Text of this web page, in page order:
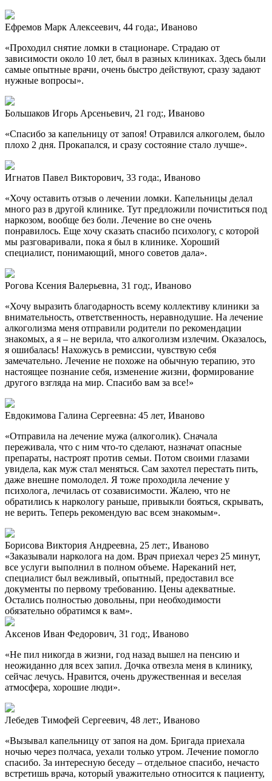
Ефремов Марк Алексеевич, 44 года:, Иваново
«Проходил снятие ломки в стационаре. Страдаю от
зависимости около 10 лет, был в разных клиниках. Здесь были
самые опытные врачи, очень быстро действуют, сразу задают
нужные вопросы».
Большаков Игорь Арсеньевич, 21 год:, Иваново
«Спасибо за капельницу от запоя! Отравился алкоголем, было
плохо 2 дня. Прокапался, и сразу состояние стало лучше».
Игнатов Павел Викторович, 33 года:, Иваново
«Хочу оставить отзыв о лечении ломки. Капельницы делал
много раз в другой клинике. Тут предложили почиститься под
наркозом, вообще без боли. Лечение во сне очень
понравилось. Еще хочу сказать спасибо психологу, с которой
мы разговаривали, пока я был в клинике. Хороший
специалист, понимающий, много советов дала».
Рогова Ксения Валерьевна, 31 год:, Иваново
«Хочу выразить благодарность всему коллективу клиники за
внимательность, ответственность, неравнодушие. На лечение
алкоголизма меня отправили родители по рекомендации
знакомых, а я – не верила, что алкоголизм излечим. Оказалось,
я ошибалась! Нахожусь в ремиссии, чувствую себя
замечательно. Лечение не похоже на обычную терапию, это
настоящее познание себя, изменение жизни, формирование
другого взгляда на мир. Спасибо вам за все!»
Евдокимова Галина Сергеевна: 45 лет, Иваново
«Отправила на лечение мужа (алкоголик). Сначала
переживала, что с ним что-то сделают, назначат опасные
препараты, настроят против семьи. Потом своими глазами
увидела, как муж стал меняться. Сам захотел перестать пить,
даже внешне помолодел. Я тоже проходила лечение у
психолога, лечилась от созависимости. Жалею, что не
обратились к наркологу раньше, привыкли бояться, скрывать,
не верить. Теперь рекомендую вас всем знакомым».
Борисова Виктория Андреевна, 25 лет:, Иваново
«Заказывали нарколога на дом. Врач приехал через 25 минут,
все услуги выполнил в полном объеме. Нареканий нет,
специалист был вежливый, опытный, предоставил все
документы по первому требованию. Цены адекватные.
Остались полностью довольны, при необходимости
обязательно обратимся к вам».
Аксенов Иван Федорович, 31 год:, Иваново
«Не пил никогда в жизни, год назад вышел на пенсию и
неожиданно для всех запил. Дочка отвезла меня в клинику,
сейчас лечусь. Нравится, очень дружественная и веселая
атмосфера, хорошие люди».
Лебедев Тимофей Сергеевич, 48 лет:, Иваново
«Вызывал капельницу от запоя на дом. Бригада приехала
ночью через полчаса, уехали только утром. Лечение помогло
спасибо. За интересную беседу – отдельное спасибо, нечасто
встретишь врача, который уважительно относится к пациенту,